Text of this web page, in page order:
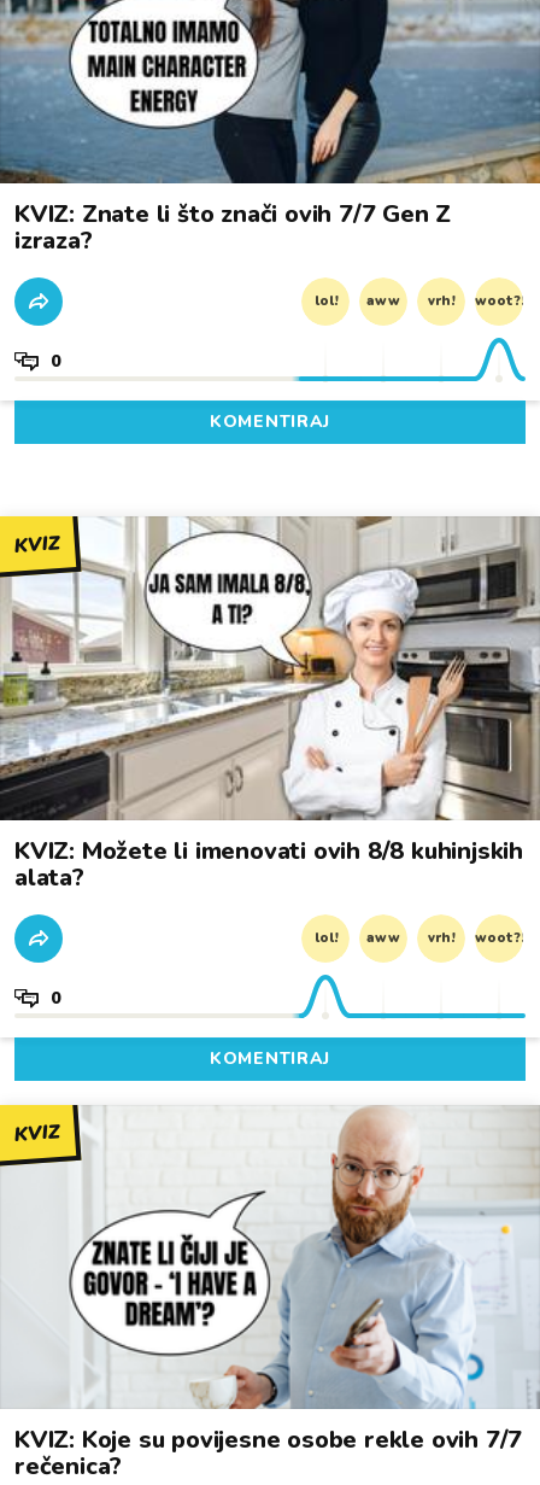
KVIZ: Znate li što znači ovih 7/7 Gen Z
izraza?
lol! aww vrh! woot?!
0
KOMENTIRAJ
KVIZ
KVIZ: Možete li imenovati ovih 8/8 kuhinjskih
alata?
lol! aww vrh! woot?!
0
KOMENTIRAJ
KVIZ
KVIZ: Koje su povijesne osobe rekle ovih 7/7
rečenica?